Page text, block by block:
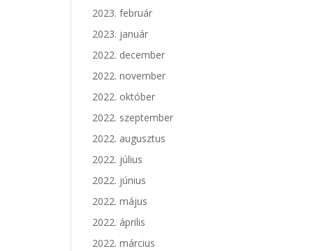
2023. február
2023. január
2022. december
2022. november
2022. október
2022. szeptember
2022. augusztus
2022. július
2022. június
2022. május
2022. április
2022. március